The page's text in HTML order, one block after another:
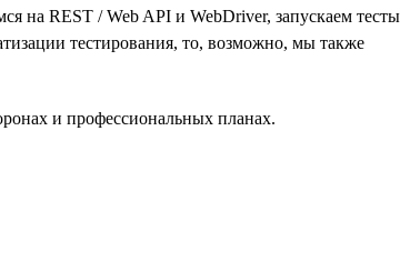
на REST / Web API и WebDriver, запускаем тесты
тестирования, то, возможно, мы также
и профессиональных планах.